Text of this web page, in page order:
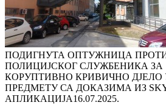
ПОДИГНУТА ОПТУЖНИЦА
ПОЛИЦИЈСКОГ СЛУЖБЕНИКА ЗА
КОРУПТИВНО КРИВИЧНО ДЈЕЛО
ПРЕДМЕТУ СА ДОКАЗИМА ИЗ
АПЛИКАЦИЈА16.07.2025.